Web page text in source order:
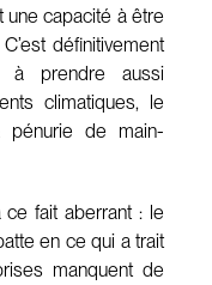
capacité à être
définitivement
à prendre aussi
climatiques, le
pénurie de main-
ce fait aberrant : le
en ce qui a trait
manquent de